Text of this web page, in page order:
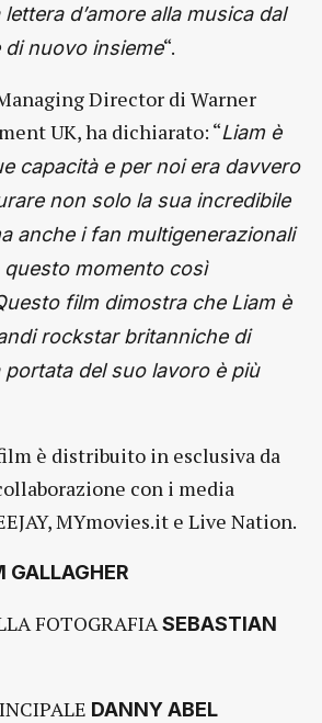
d’amore alla musica dal
di nuovo insieme“.
Director di Warner
UK, ha dichiarato: “Liam è
capacità e per noi era davvero
non solo la sua incredibile
anche i fan multigenerazionali
momento così
film dimostra che Liam è
rockstar britanniche di
portata del suo lavoro è più
è distribuito in esclusiva da
con i media
MYmovies.it e Live Nation.
GALLAGHER
FOTOGRAFIA SEBASTIAN
DANNY ABEL